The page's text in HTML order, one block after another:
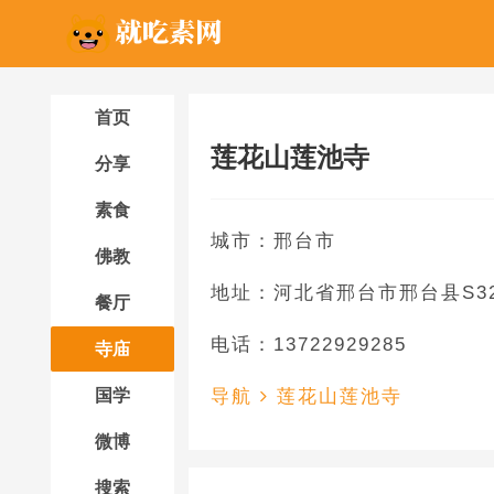
首页
分享
素食
佛教
餐厅
寺庙
国学
微博
搜索
莲花山莲池寺
城市：邢台市
地址：河北省邢台市邢台县
电话：13722929285
导航 莲花山莲池寺